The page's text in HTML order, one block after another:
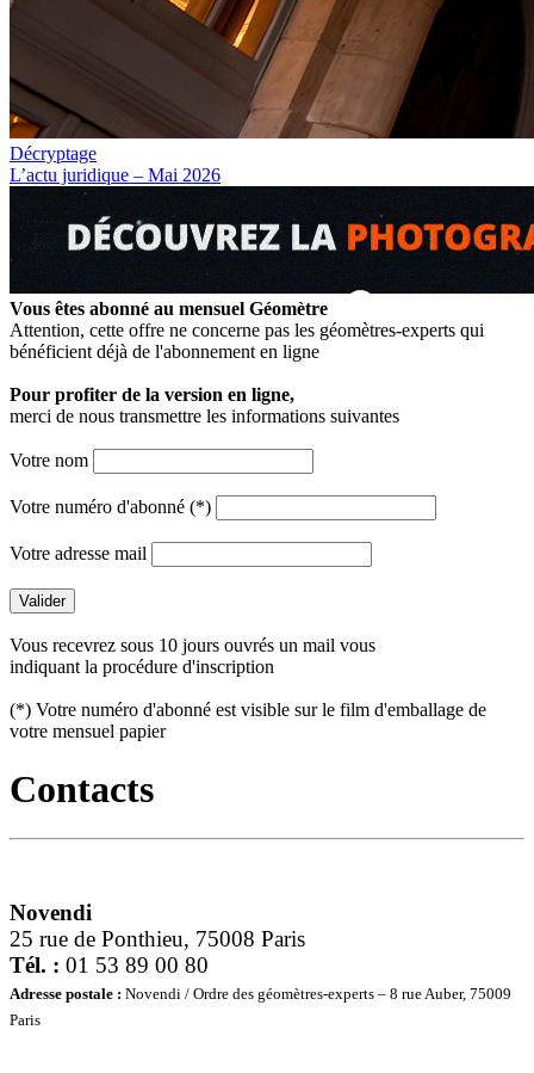
Décryptage
L’actu juridique – Mai 2026
Vous êtes abonné au mensuel Géomètre
Attention, cette offre ne concerne pas les géomètres-experts qui
bénéficient déjà de l'abonnement en ligne
Pour profiter de la version en ligne,
merci de nous transmettre les informations suivantes
Votre nom
Votre numéro d'abonné (*)
Votre adresse mail
Vous recevrez sous 10 jours ouvrés un mail vous
indiquant la procédure d'inscription
(*) Votre numéro d'abonné est visible sur le film d'emballage de
votre mensuel papier
Contacts
Novendi
25 rue de Ponthieu, 75008 Paris
Tél. : 01 53 89 00 80
Adresse postale : Novendi / Ordre des géomètres-experts – 8 rue Auber, 75009
Paris